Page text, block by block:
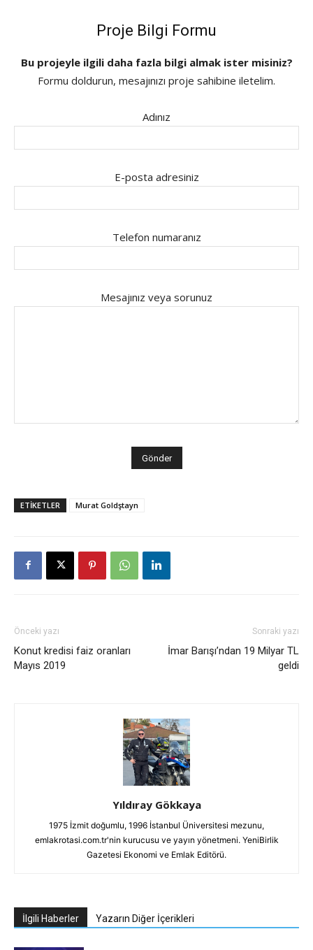
Proje Bilgi Formu
Bu projeyle ilgili daha fazla bilgi almak ister misiniz?
Formu doldurun, mesajınızı proje sahibine iletelim.
Adınız
E-posta adresiniz
Telefon numaranız
Mesajınız veya sorunuz
ETİKETLER Murat Goldştayn
Önceki yazı
Konut kredisi faiz oranları
Mayıs 2019
Sonraki yazı
İmar Barışı’ndan 19 Milyar TL
geldi
Yıldıray Gökkaya
1975 İzmit doğumlu, 1996 İstanbul Üniversitesi mezunu,
emlakrotasi.com.tr'nin kurucusu ve yayın yönetmeni. YeniBirlik
Gazetesi Ekonomi ve Emlak Editörü.
İlgili Haberler Yazarın Diğer İçerikleri